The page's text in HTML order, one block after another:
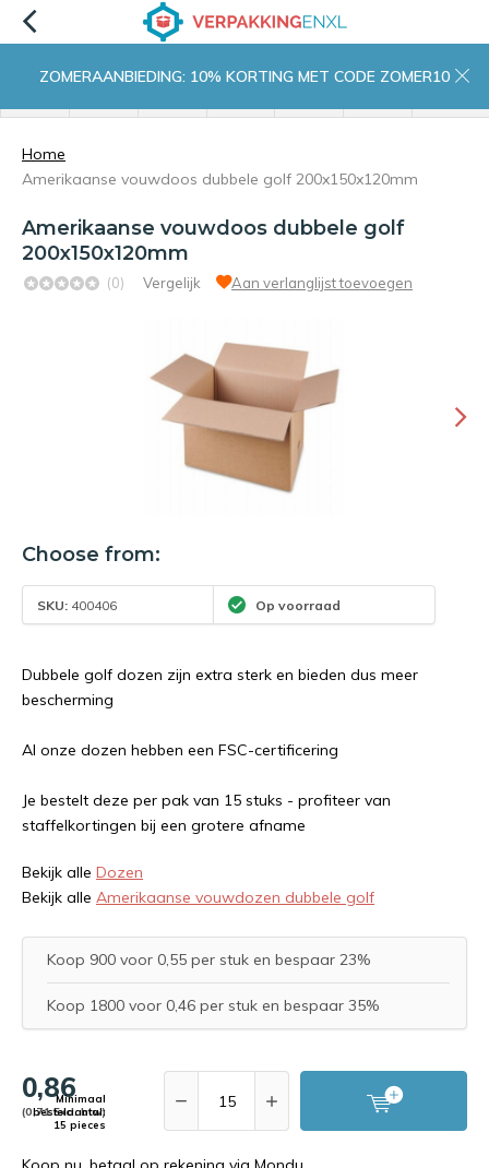
ZOMERAANBIEDING: 10% KORTING MET CODE ZOMER10
Home
Amerikaanse vouwdoos dubbele golf 200x150x120mm
Amerikaanse vouwdoos dubbele golf
200x150x120mm
(0) Vergelijk Aan verlanglijst toevoegen
Choose from:
SKU: 400406 Op voorraad
Dubbele golf dozen zijn extra sterk en bieden dus meer
bescherming
Al onze dozen hebben een FSC-certificering
Je bestelt deze per pak van 15 stuks - profiteer van
staffelkortingen bij een grotere afname
Bekijk alle Dozen
Bekijk alle Amerikaanse vouwdozen dubbele golf
Koop 900 voor 0,55 per stuk en bespaar 23%
Koop 1800 voor 0,46 per stuk en bespaar 35%
0,86
(0,71 Excl. btw)
Minimaal
bestelaantal:
15 pieces